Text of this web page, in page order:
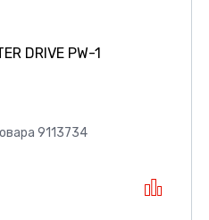
DRIVE PW-1
9113734